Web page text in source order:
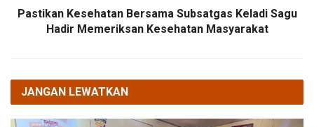
Pastikan Kesehatan Bersama Subsatgas Keladi Sagu
Hadir Memeriksan Kesehatan Masyarakat
JANGAN LEWATKAN